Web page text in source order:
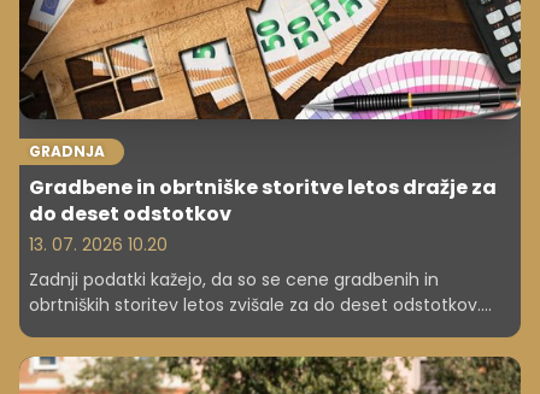
GRADNJA
Gradbene in obrtniške storitve letos dražje za
do deset odstotkov
13. 07. 2026 10.20
Zadnji podatki kažejo, da so se cene gradbenih in
obrtniških storitev letos zvišale za do deset odstotkov.
vendar se umirjajo, izvajalci pa v prihodnje ne pričakujejo
novih večjih skokov.